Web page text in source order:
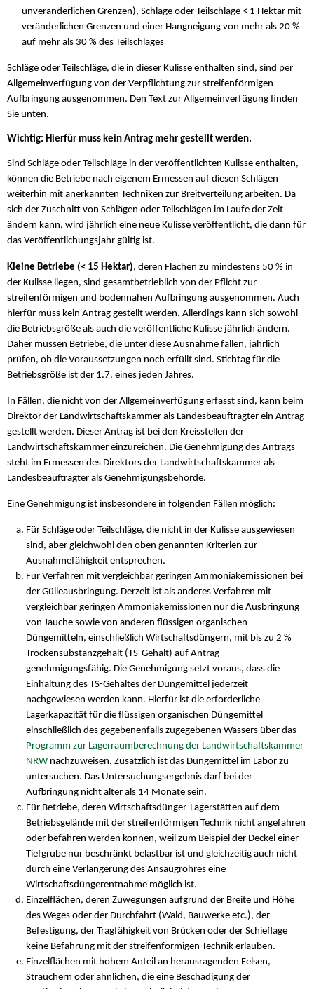
unveränderlichen Grenzen), Schläge oder Teilschläge < 1 Hektar mit
veränderlichen Grenzen und einer Hangneigung von mehr als 20 %
auf mehr als 30 % des Teilschlages
Schläge oder Teilschläge, die in dieser Kulisse enthalten sind, sind per
Allgemeinverfügung von der Verpflichtung zur streifenförmigen
Aufbringung ausgenommen. Den Text zur Allgemeinverfügung finden
Sie unten.
Wichtig: Hierfür muss kein Antrag mehr gestellt werden.
Sind Schläge oder Teilschläge in der veröffentlichten Kulisse enthalten,
können die Betriebe nach eigenem Ermessen auf diesen Schlägen
weiterhin mit anerkannten Techniken zur Breitverteilung arbeiten. Da
sich der Zuschnitt von Schlägen oder Teilschlägen im Laufe der Zeit
ändern kann, wird jährlich eine neue Kulisse veröffentlicht, die dann für
das Veröffentlichungsjahr gültig ist.
Kleine Betriebe (< 15 Hektar), deren Flächen zu mindestens 50 % in
der Kulisse liegen, sind gesamtbetrieblich von der Pflicht zur
streifenförmigen und bodennahen Aufbringung ausgenommen. Auch
hierfür muss kein Antrag gestellt werden. Allerdings kann sich sowohl
die Betriebsgröße als auch die veröffentliche Kulisse jährlich ändern.
Daher müssen Betriebe, die unter diese Ausnahme fallen, jährlich
prüfen, ob die Voraussetzungen noch erfüllt sind. Stichtag für die
Betriebsgröße ist der 1.7. eines jeden Jahres.
In Fällen, die nicht von der Allgemeinverfügung erfasst sind, kann beim
Direktor der Landwirtschaftskammer als Landesbeauftragter ein Antrag
gestellt werden. Dieser Antrag ist bei den Kreisstellen der
Landwirtschaftskammer einzureichen. Die Genehmigung des Antrags
steht im Ermessen des Direktors der Landwirtschaftskammer als
Landesbeauftragter als Genehmigungsbehörde.
Eine Genehmigung ist insbesondere in folgenden Fällen möglich:
Für Schläge oder Teilschläge, die nicht in der Kulisse ausgewiesen
sind, aber gleichwohl den oben genannten Kriterien zur
Ausnahmefähigkeit entsprechen.
Für Verfahren mit vergleichbar geringen Ammoniakemissionen bei
der Gülleausbringung. Derzeit ist als anderes Verfahren mit
vergleichbar geringen Ammoniakemissionen nur die Ausbringung
von Jauche sowie von anderen flüssigen organischen
Düngemitteln, einschließlich Wirtschaftsdüngern, mit bis zu 2 %
Trockensubstanzgehalt (TS-Gehalt) auf Antrag
genehmigungsfähig. Die Genehmigung setzt voraus, dass die
Einhaltung des TS-Gehaltes der Düngemittel jederzeit
nachgewiesen werden kann. Hierfür ist die erforderliche
Lagerkapazität für die flüssigen organischen Düngemittel
einschließlich des gegebenenfalls zugegebenen Wassers über das
Programm zur Lagerraumberechnung der Landwirtschaftskammer
NRWnachzuweisen. Zusätzlich ist das Düngemittel im Labor zu
untersuchen. Das Untersuchungsergebnis darf bei der
Aufbringung nicht älter als 14 Monate sein.
Für Betriebe, deren Wirtschaftsdünger-Lagerstätten auf dem
Betriebsgelände mit der streifenförmigen Technik nicht angefahren
oder befahren werden können, weil zum Beispiel der Deckel einer
Tiefgrube nur beschränkt belastbar ist und gleichzeitig auch nicht
durch eine Verlängerung des Ansaugrohres eine
Wirtschaftsdüngerentnahme möglich ist.
Einzelflächen, deren Zuwegungen aufgrund der Breite und Höhe
des Weges oder der Durchfahrt (Wald, Bauwerke etc.), der
Befestigung, der Tragfähigkeit von Brücken oder der Schieflage
keine Befahrung mit der streifenförmigen Technik erlauben.
Einzelflächen mit hohem Anteil an herausragenden Felsen,
Sträuchern oder ähnlichen, die eine Beschädigung der